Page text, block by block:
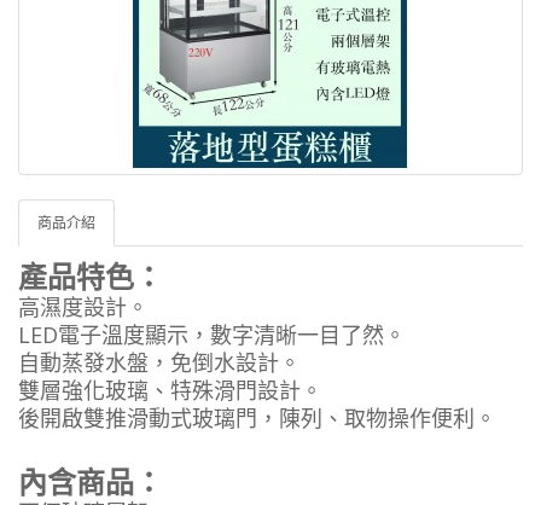
商品介紹
產品特色：
高濕度設計。
LED電子溫度顯示，數字清晰一目了然。
自動蒸發水盤，免倒水設計。
雙層強化玻璃、特殊滑門設計。
後開啟雙推滑動式玻璃門，陳列、取物操作便利。
內含商品：